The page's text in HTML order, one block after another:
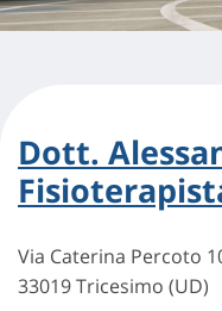
Dott.
Via Caterina Percoto
33019 Tricesimo (UD)